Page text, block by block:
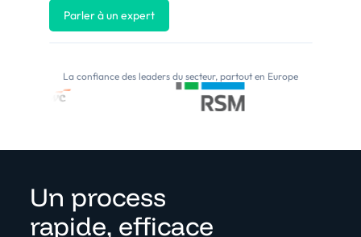
Parler à un expert
La confiance des leaders du secteur, partout en Europe
Un process
rapide, efficace